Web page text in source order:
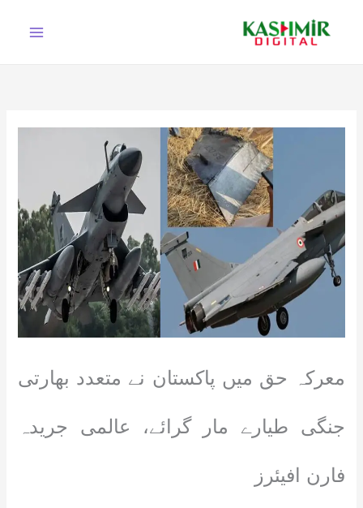
معرکہ حق میں پاکستان نے متعدد بھارتی
جنگی طیارے مار گرائے، عالمی جریدہ
فارن افیئرز